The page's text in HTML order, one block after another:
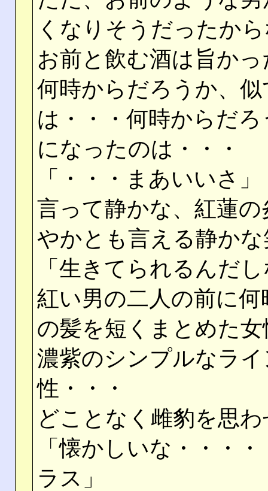
くなりそうだったか
お前と飲む酒は旨か
何時からだろうか、
は・・・何時からだ
になったのは・・・
「・・・まあいいさ」
言って静かな、紅蓮
やかとも言える静か
「生きてられるんだ
紅い男の二人の前に
の髪を短くまとめた
濃紫のシンプルなラ
性・・・
どことなく雌豹を思
「懐かしいな・・・
ラス」